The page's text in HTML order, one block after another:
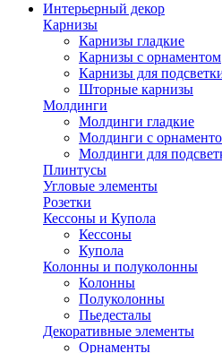
Интерьерный декор
Карнизы
Карнизы гладкие
Карнизы с орнаментом
Карнизы для
Шторные карнизы
Молдинги
Молдинги гладкие
Молдинги с
Молдинги для
Плинтусы
Угловые элементы
Розетки
Кессоны и Купола
Кессоны
Купола
Колонны и полуколонны
Колонны
Полуколонны
Пьедесталы
Декоративные элементы
Орнаменты